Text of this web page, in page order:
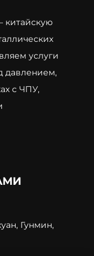
китайскую
услуги
давлением,
с ЧПУ,
Гунмин,